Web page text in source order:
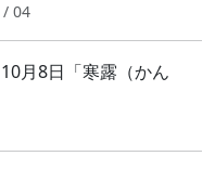
04
月8日「寒露（かん